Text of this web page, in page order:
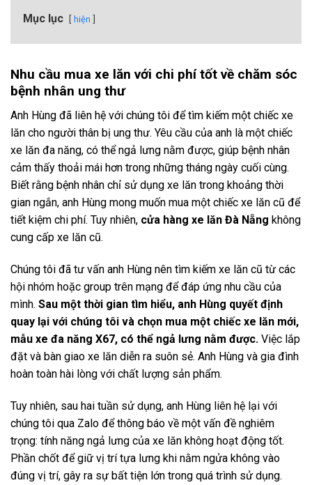
Mục lục hiện
Nhu cầu mua xe lăn với chi phí tốt về chăm sóc
bệnh nhân ung thư
Anh Hùng đã liên hệ với chúng tôi để tìm kiếm một chiếc xe
lăn cho người thân bị ung thư. Yêu cầu của anh là một chiếc
xe lăn đa năng, có thể ngả lưng nằm được, giúp bệnh nhân
cảm thấy thoải mái hơn trong những tháng ngày cuối cùng.
Biết rằng bệnh nhân chỉ sử dụng xe lăn trong khoảng thời
gian ngắn, anh Hùng mong muốn mua một chiếc xe lăn cũ để
tiết kiệm chi phí. Tuy nhiên, cửa hàng xe lăn Đà Nẵng không
cung cấp xe lăn cũ.
Chúng tôi đã tư vấn anh Hùng nên tìm kiếm xe lăn cũ từ các
hội nhóm hoặc group trên mạng để đáp ứng nhu cầu của
mình. Sau một thời gian tìm hiểu, anh Hùng quyết định
quay lại với chúng tôi và chọn mua một chiếc xe lăn mới,
mẫu xe đa năng X67, có thể ngả lưng nằm được. Việc lắp
đặt và bàn giao xe lăn diễn ra suôn sẻ. Anh Hùng và gia đình
hoàn toàn hài lòng với chất lượng sản phẩm.
Tuy nhiên, sau hai tuần sử dụng, anh Hùng liên hệ lại với
chúng tôi qua Zalo để thông báo về một vấn đề nghiêm
trọng: tính năng ngả lưng của xe lăn không hoạt động tốt.
Phần chốt để giữ vị trí tựa lưng khi nằm ngửa không vào
đúng vị trí, gây ra sự bất tiện lớn trong quá trình sử dụng.